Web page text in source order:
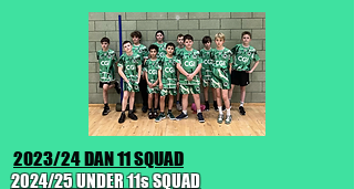
2023/24 DAN 11SQUAD
2024/25 UNDER 11s SQUAD